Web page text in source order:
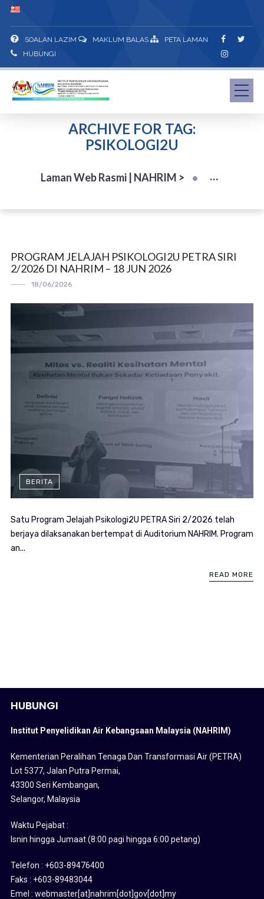
SOALAN LAZIM MAKLUM BALAS
PETA LAMAN
HUBUNGI
ARCHIVE FOR TAG:
PSIKOLOGI2U
Laman Web Rasmi | NAHRIM >
PROGRAM JELAJAH PSIKOLOGI2U PETRA SIRI
2/2026 DI NAHRIM – 18 JUN 2026
18/06/2026
BERITA
Satu Program Jelajah Psikologi2U PETRA Siri 2/2026 telah
berjaya dilaksanakan bertempat di Auditorium NAHRIM. Program
an...
READ MORE
HUBUNGI
Institut Penyelidikan Air Kebangsaan Malaysia (NAHRIM)
Kementerian Peralihan Tenaga Dan Transformasi Air (PETRA)
Lot 5377, Jalan Putra Permai,
43300 Seri Kembangan,
Selangor, Malaysia
Waktu Pejabat :
Isnin hingga Jumaat (8:00 pagi hingga 6:00 petang)
Telefon : +603-89476400
Faks : +603-89483044
Emel : webmaster[at]nahrim[dot]gov[dot]my